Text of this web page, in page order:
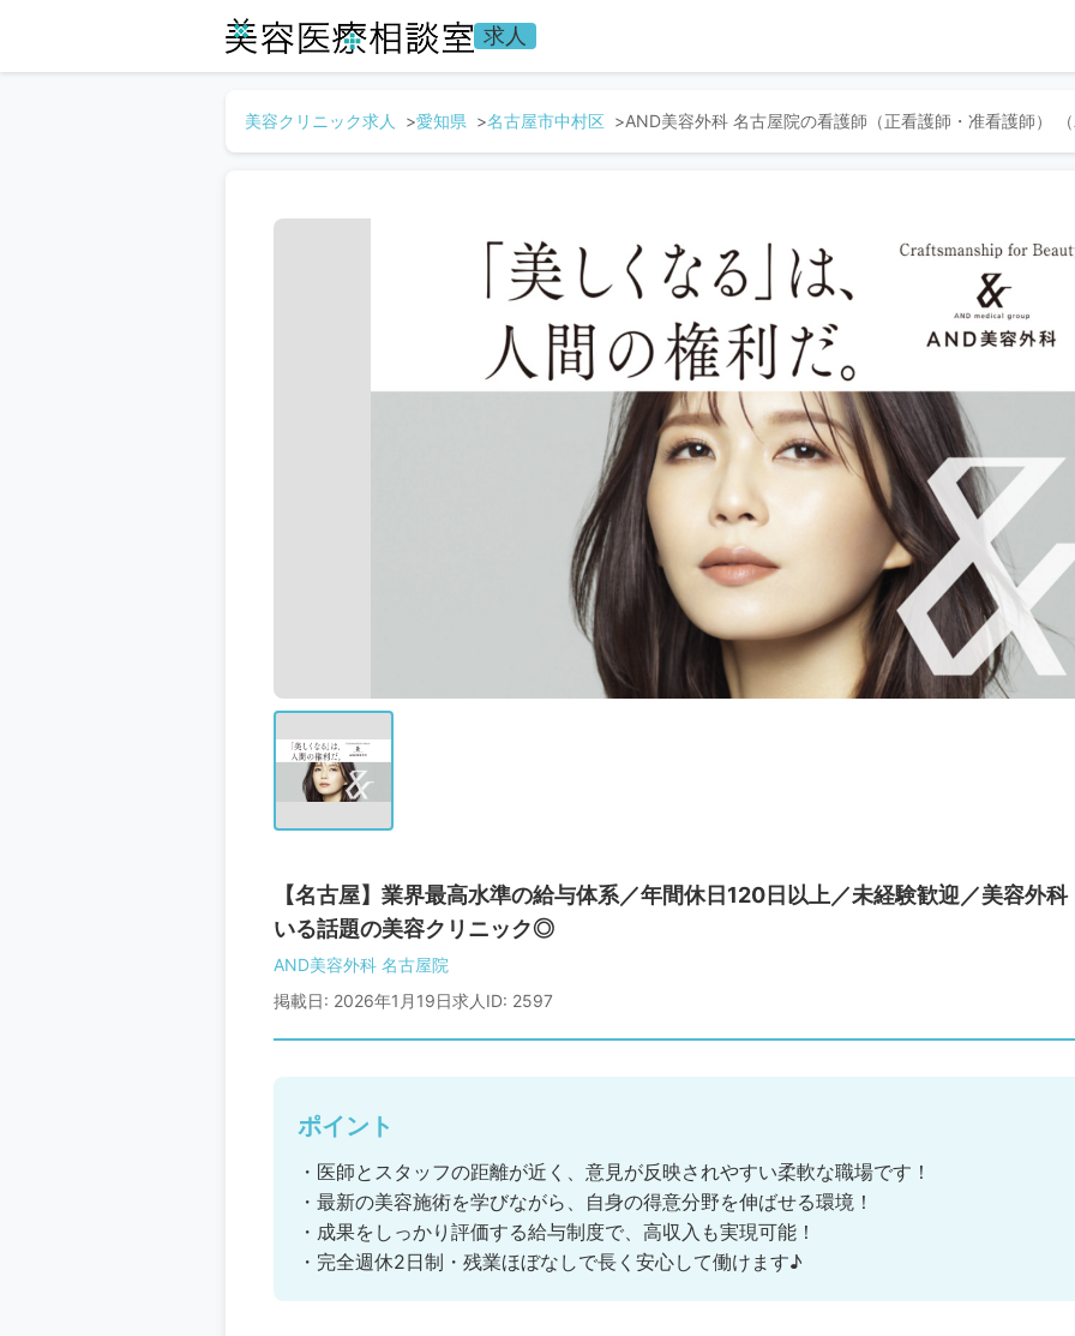
求人
美容クリニック求人 愛知県 名古屋市中村区 AND美容外科 名古屋院の看護師（正看護師・准看護師）
【名古屋】業界最高水準の給与体系／年間休日120日以上／未経験歓迎／美容外
いる話題の美容クリニック◎
AND美容外科 名古屋院
掲載日: 2026年1月19日求人ID: 2597
ポイント
・医師とスタッフの距離が近く、意見が反映されやすい柔軟な職場です！
・最新の美容施術を学びながら、自身の得意分野を伸ばせる環境！
・成果をしっかり評価する給与制度で、高収入も実現可能！
・完全週休2日制・残業ほぼなしで長く安心して働けます♪